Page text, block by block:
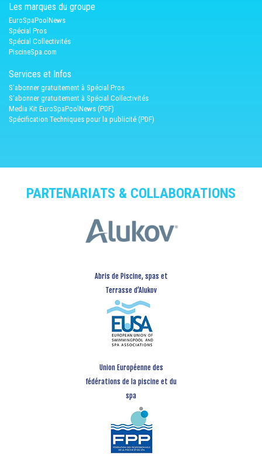
Les marques du groupe
EuroSpaPoolNews
Spécial Pros
Spécial Collectivités
PiscineSpa.com
Services et Infos
S'abonner gratuitement à Spécial Pros
S'abonner gratuitement à Spécial Collectivités
Media Kit EuroSpaPoolNews (PDF)
Spécification Techniques pour la publicité (PDF)
PARTENARIATS & COLLABORATIONS
Abris de Piscine, spas et
Terrasse d’Alukov
Union Européenne des
fédérations de la piscine et du
spa